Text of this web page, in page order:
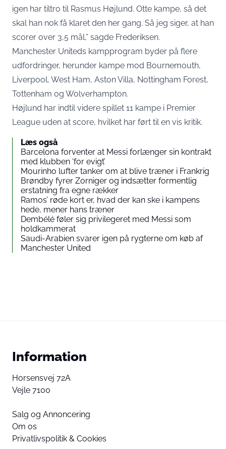
igen har tiltro til Rasmus Højlund. Otte kampe, så det
skal han nok få klaret den her gang. Så jeg siger, at han
scorer over 3,5 mål,” sagde Frederiksen.
Manchester Uniteds kampprogram byder på flere
udfordringer, herunder kampe mod Bournemouth,
Liverpool, West Ham, Aston Villa, Nottingham Forest,
Tottenham og Wolverhampton.
Højlund har indtil videre spillet 11 kampe i Premier
League uden at score, hvilket har ført til en vis kritik.
Læs også
Barcelona forventer at Messi forlænger sin kontrakt
med klubben ‘for evigt’
Mourinho lufter tanker om at blive træner i Frankrig
Brøndby fyrer Zorniger og indsætter formentlig
erstatning fra egne rækker
Ramos’ røde kort er, hvad der kan ske i kampens
hede, mener hans træner
Dembélé føler sig privilegeret med Messi som
holdkammerat
Saudi-Arabien svarer igen på rygterne om køb af
Manchester United
Information
Horsensvej 72A
Vejle 7100
Salg og Annoncering
Om os
Privatlivspolitik & Cookies